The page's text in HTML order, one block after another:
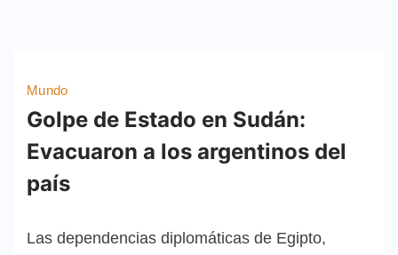
Mundo
Golpe de Estado en Sudán:
Evacuaron a los argentinos del
país
Las dependencias diplomáticas de Egipto,